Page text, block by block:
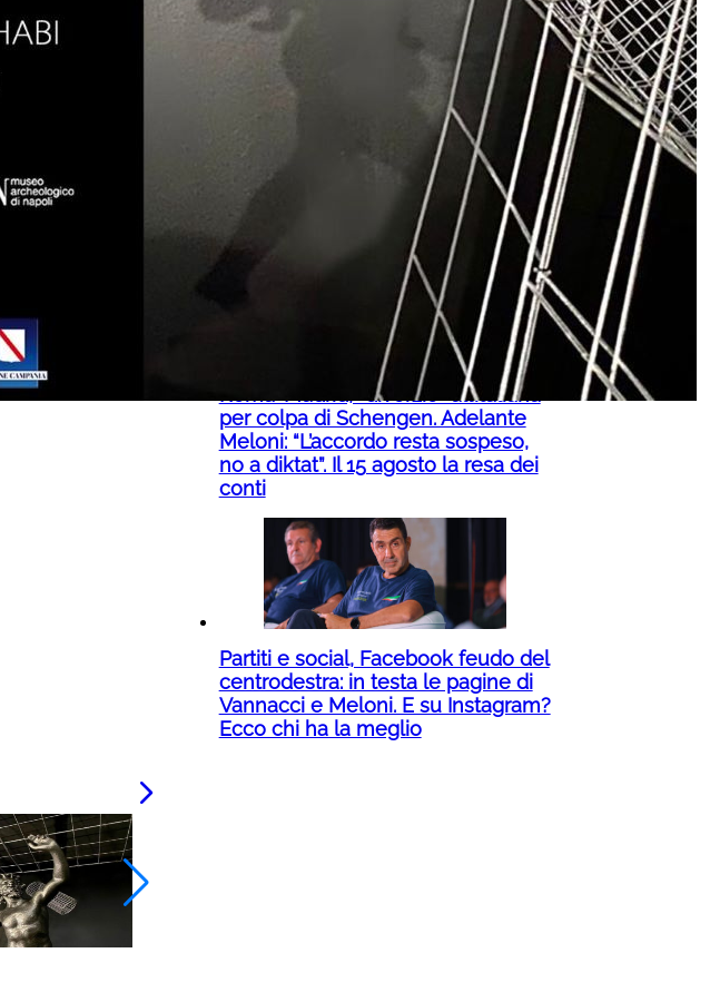
Le “vedove nere” (e allegre) della
Russia: matrimoni lampo prima del
fronte per ottenere i risarcimenti. Il
nuovo business milionario
Roma-Madrid, “divorzio” all’italiana
per colpa di Schengen. Adelante
Meloni: “L’accordo resta sospeso,
no a diktat”. Il 15 agosto la resa dei
conti
Partiti e social, Facebook feudo del
centrodestra: in testa le pagine di
Vannacci e Meloni. E su Instagram?
Ecco chi ha la meglio